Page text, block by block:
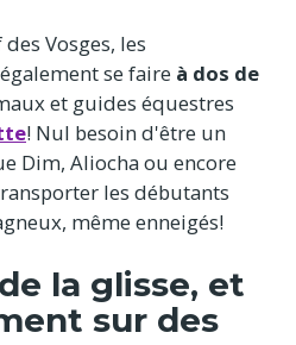
Vosges, les
se faire à dos de
et guides équestres
! Nul besoin d'être un
Dim, Aliocha ou encore
les débutants
même enneigés!
la glisse, et
sur des